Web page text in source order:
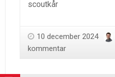
scoutkår
10 december 2024
kommentar